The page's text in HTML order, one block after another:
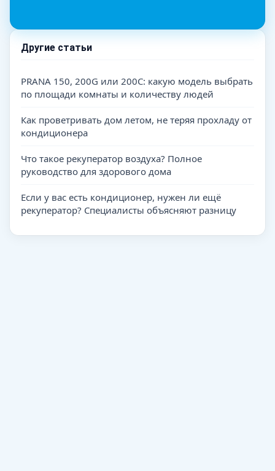
Другие статьи
PRANA 150, 200G или 200C: какую модель выбрать
по площади комнаты и количеству людей
Как проветривать дом летом, не теряя прохладу от
кондиционера
Что такое рекуператор воздуха? Полное
руководство для здорового дома
Если у вас есть кондиционер, нужен ли ещё
рекуператор? Специалисты объясняют разницу